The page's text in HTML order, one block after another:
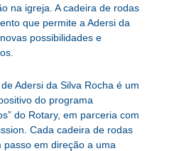
na igreja. A cadeira de rodas
que permite a Adersi da
possibilidades e
Adersi da Silva Rocha é um
do programa
do Rotary, em parceria com
Cada cadeira de rodas
em direção a uma